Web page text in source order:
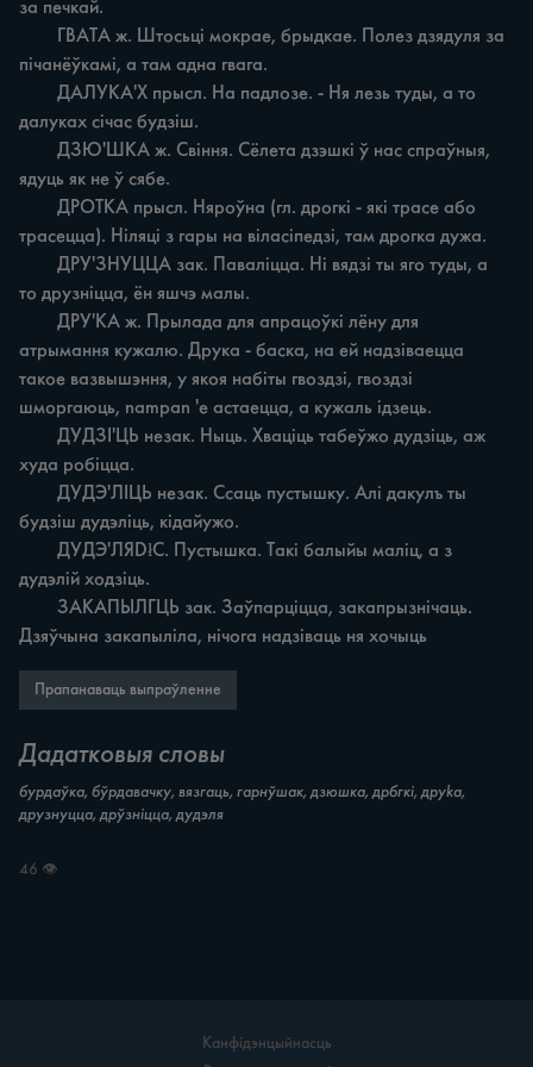
за печкай.
пічанёўкамі, а там адна гвага.
далуках січас будзіш.
ядуць як не ў сябе.
трасецца). Ніляці з гары на віласіпедзі, там дрогка дужа.
то друзніцца, ён яшчэ малы.
атрымання кужалю. Друка - баска, на ей надзіваецца
такое вазвышэння, у якоя набіты гвоздзі, гвоздзі
шморгаюць, nampan 'e астаецца, а кужаль ідзець.
худа робіцца.
будзіш дудэліць, кідайужо.
дудэлій ходзіць.
Дзяўчына закапыліла, нічога надзіваць ня хочыць
Прапанаваць выпраўленне
Дадатковыя словы
бурдаўка, бўрдавачку, вязгаць, гарнўшак, дзюшка, дрбгкі, друka,
друзнуцца, дрўзніцца, дудэля
46 👁
Канфідэнцыйнасць